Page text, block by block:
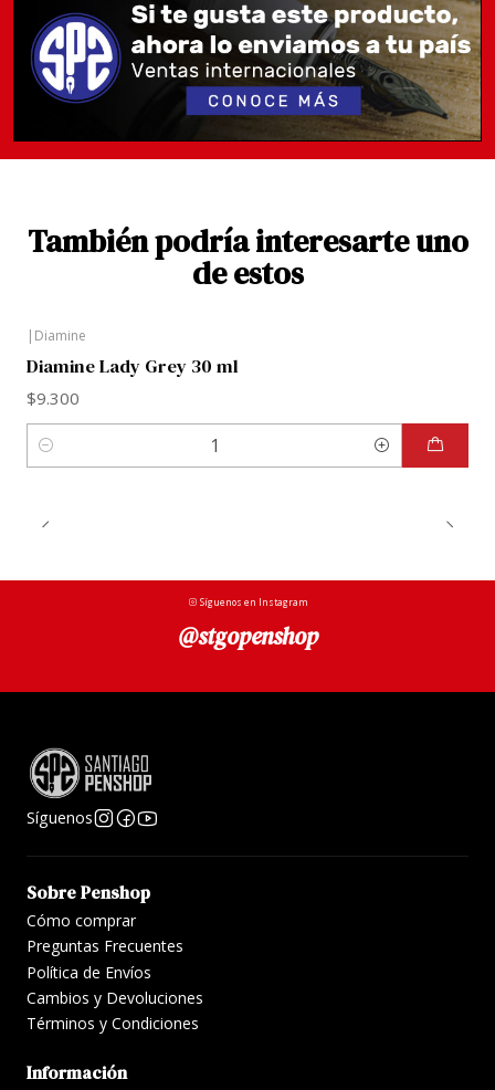
prácticamente nada de feathering en papeles de
buena calidad.
También podría interesarte uno
de estos
| Diamine
Diamine Lady Grey 30 ml
$9.300
Cantidad
Síguenos en Instagram
@stgopenshop
Síguenos
Sobre Penshop
Cómo comprar
Preguntas Frecuentes
Política de Envíos
Cambios y Devoluciones
Términos y Condiciones
Información